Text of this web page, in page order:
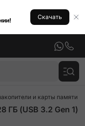
Скачать
и карты памяти
ГБ (USB 3.2 Gen 1)